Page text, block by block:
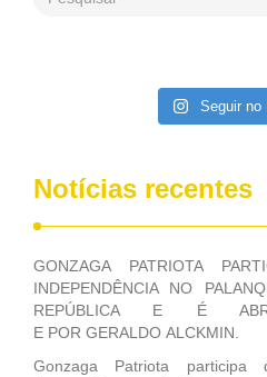
Patriota disse ainda que,
Seguir no
Notícias recentes
GONZAGA PATRIOTA
INDEPENDÊNCIA NO
REPÚBLICA E É
E POR GERALDO ALCKMIN.
Gonzaga Patriota